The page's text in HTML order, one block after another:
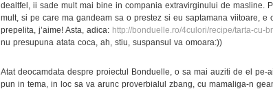
dealtfel, ii sade mult mai bine in compania extravirginului de masline.
mult, si pe care ma gandeam sa o prestez si eu saptamana viitoare, e
prepelita, j’aime! Asta, adica: http://bonduelle.ro/4culori/recipe/tarta-cu-
nu presupuna atata coca, ah, stiu, suspansul va omoara:))
Atat deocamdata despre proiectul Bonduelle, o sa mai auziti de el pe-
pun in tema, in loc sa va arunc proverbialul zbang, cu mamaliga-n